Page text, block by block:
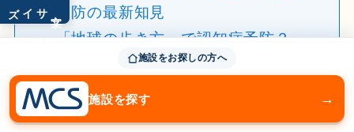
サイズ
予防の最新知見
「地球の歩き方」で認知症予防？
医療・ドクターズコラム
施設をお探しの方へ
施設を探す →